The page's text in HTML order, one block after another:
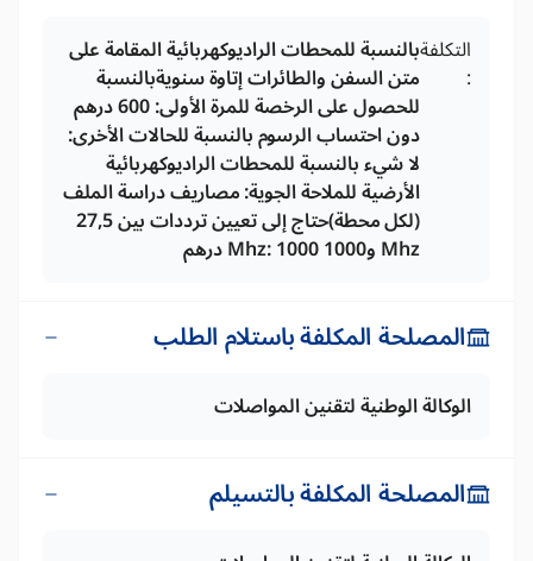
التكلفة
:
بالنسبة للمحطات الراديوكهربائية المقامة على
متن السفن والطائرات إتاوة سنويةبالنسبة
للحصول على الرخصة للمرة الأولى: 600 درهم
دون احتساب الرسوم بالنسبة للحالات الأخرى:
لا شيء بالنسبة للمحطات الراديوكهربائية
الأرضية للملاحة الجوية: مصاريف دراسة الملف
(لكل محطة)حتاج إلى تعيين ترددات بين 27,5
Mhz و1000 Mhz: 1000 درهم
المصلحة المكلفة باستلام الطلب
الوكالة الوطنية لتقنين المواصلات
المصلحة المكلفة بالتسيلم